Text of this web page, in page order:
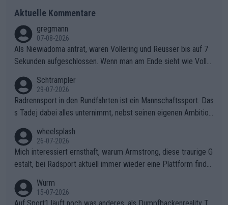
Aktuelle Kommentare
gregmann
07-08-2026
Als Niewiadoma antrat, waren Vollering und Reusser bis auf 7
Sekunden aufgeschlossen. Wenn man am Ende sieht wie Voller
ering die 7 Sekunden zu Niewiadoma nicht geschlossen hat un
d den Abstand hat anwachsen lassen. Ein schwerer taktischer
Fehler, der den Tour Sieg kosten wird.Diese Beobachtung trifft
Zögerlichkeit von Demi Vollering in diesem Moment war das e
ntscheidende Puzzleteil, das Katarzyna Niewiadoma die Tür z
um Gelben Trikot geöffnet hat.Das taktische Dilemma am Mon
t VentouxDie psychologische Falle: Vollering spekulierte in die
ser Phase darauf, dass Marlen Reusser im Gelben Trikot die N
achführarbeit leistet, um ihre Gesamtführung zu verteidigen.De
Schtrampler
29-07-2026
Radrennsport in den Rundfahrten ist ein Mannschaftssport. Das
s Tadej dabei alles unternimmt, nebst seinen eigenen Ambition
ganze Team auch mental stark zu machen und konkret am Erf
olg teilzuhaben, ist ihm ganz hoch anzurechnen. Das ist ein Zei
chen weit über den Radsport hinaus.
wheelsplash
26-07-2026
Mich interessiert ernsthaft, warum Armstrong, diese traurige G
estalt, bei Radsport aktuell immer wieder eine Plattform finde
Wurm
15-07-2026